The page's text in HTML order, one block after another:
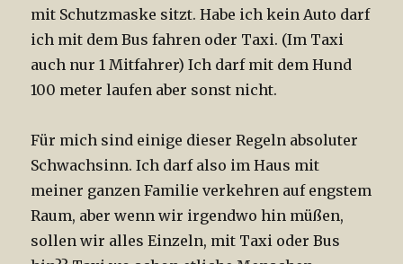
mit Schutzmaske sitzt. Habe ich kein Auto darf
ich mit dem Bus fahren oder Taxi. (Im Taxi
auch nur 1 Mitfahrer) Ich darf mit dem Hund
100 meter laufen aber sonst nicht.
Für mich sind einige dieser Regeln absoluter
Schwachsinn. Ich darf also im Haus mit
meiner ganzen Familie verkehren auf engstem
Raum, aber wenn wir irgendwo hin müßen,
sollen wir alles Einzeln, mit Taxi oder Bus